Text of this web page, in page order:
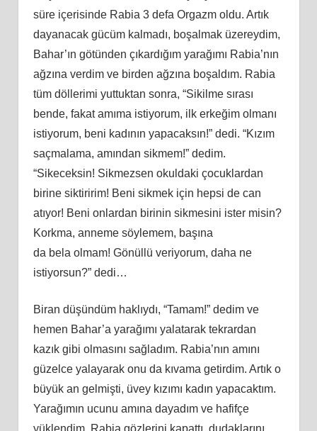
süre içerisinde Rabia 3 defa Orgazm oldu. Artık
dayanacak gücüm kalmadı, boşalmak üzereydim,
Bahar’ın götünden çıkardığım yarağımı Rabia’nın
ağzına verdim ve birden ağzına boşaldım. Rabia
tüm döllerimi yuttuktan sonra, “Sikilme sırası
bende, fakatamıma istiyorum, ilk erkeğim olmanı
istiyorum, beni kadının yapacaksın!” dedi. “Kızım
saçmalama, amından sikmem!” dedim.
“Sikeceksin! Sikmezsen okuldaki çocuklardan
birine siktiririm! Beni sikmek için hepsi de can
atıyor! Beni onlardan birinin sikmesini ister misin?
Korkma, anneme söylemem, başına
da bela olmam! Gönüllü veriyorum, daha ne
istiyorsun?” dedi…
Biran düşündüm haklıydı, “Tamam!” dedim ve
hemen Bahar’a yarağımı yalatarak tekrardan
kazık gibi olmasını sağladım. Rabia’nın amını
güzelce yalayarak onu da kıvama getirdim. Artık o
büyük an gelmişti, üvey kızımı kadın yapacaktım.
Yarağımın ucunu amına dayadım ve hafifçe
yüklendim. Rabia gözlerini kapattı, dudaklarını